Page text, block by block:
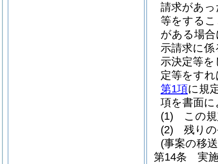
請求があ
等をする
がある場
示請求に
示決定等
定等をす
第1項に規
項を書面
(1)
この
(2)
残り
(事案の移
第14条
実